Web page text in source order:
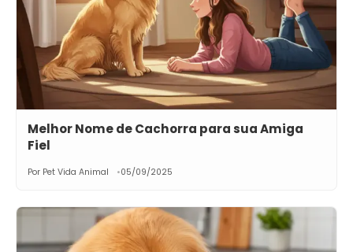
Melhor Nome de Cachorra para sua Amiga
Fiel
Por Pet Vida Animal 05/09/2025